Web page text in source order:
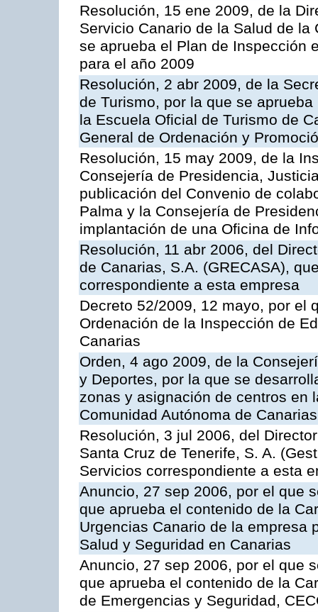
Resolución, 15 ene 2009, de la
Servicio Canario de la Salud de
se aprueba el Plan de Inspección
para el año 2009
Resolución, 2 abr 2009, de la
de Turismo, por la que se
la Escuela Oficial de Turismo de
General de Ordenación y
Resolución, 15 may 2009, de la
Consejería de Presidencia,
publicación del Convenio de
Palma y la Consejería de
implantación de una Oficina de
Resolución, 11 abr 2006, del
de Canarias, S.A. (GRECASA),
correspondiente a esta empresa
Decreto 52/2009, 12 mayo, por el
Ordenación de la Inspección de
Canarias
Orden, 4 ago 2009, de la
y Deportes, por la que se
zonas y asignación de centros en
Comunidad Autónoma de Canarias
Resolución, 3 jul 2006, del
Santa Cruz de Tenerife, S. A.
Servicios correspondiente a esta
Anuncio, 27 sep 2006, por el que
que aprueba el contenido de la
Urgencias Canario de la empresa
Salud y Seguridad en Canarias
Anuncio, 27 sep 2006, por el que
que aprueba el contenido de la
de Emergencias y Seguridad,